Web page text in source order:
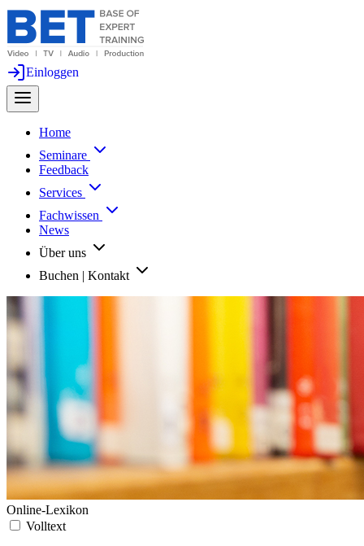
Einloggen
Home
Seminare
Feedback
Services
Fachwissen
News
Über uns
Buchen | Kontakt
Online-Lexikon
Volltext